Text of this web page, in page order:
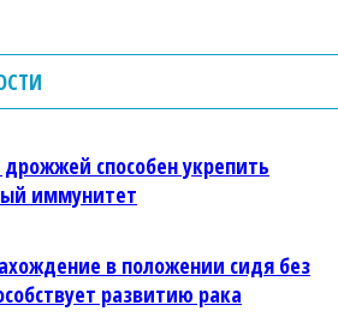
способен укрепить
иммунитет
в положении сидя без
развитию рака